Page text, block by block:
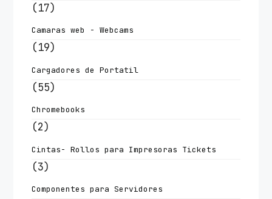
(17)
Camaras web - Webcams
(19)
Cargadores de Portatil
(55)
Chromebooks
(2)
Cintas- Rollos para Impresoras Tickets
(3)
Componentes para Servidores